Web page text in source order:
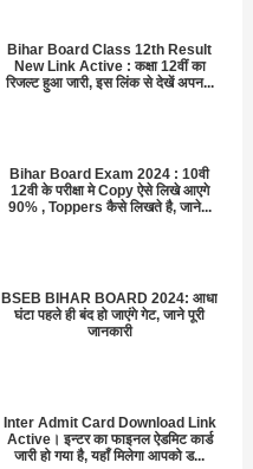
Bihar Board Class 12th Result
New Link Active : कक्षा 12वीं का
रिजल्ट हुआ जारी, इस लिंक से देखें अपन...
Bihar Board Exam 2024 : 10वी
12वी के परीक्षा मे Copy ऐसे लिखे आएगे
90% , Toppers कैसे लिखते है, जाने...
BSEB BIHAR BOARD 2024: आधा
घंटा पहले ही बंद हो जाएंगे गेट, जाने पूरी
जानकारी
Inter Admit Card Download Link
Active। इन्टर का फाइनल ऐडमिट कार्ड
जारी हो गया है, यहाँ मिलेगा आपको ड...